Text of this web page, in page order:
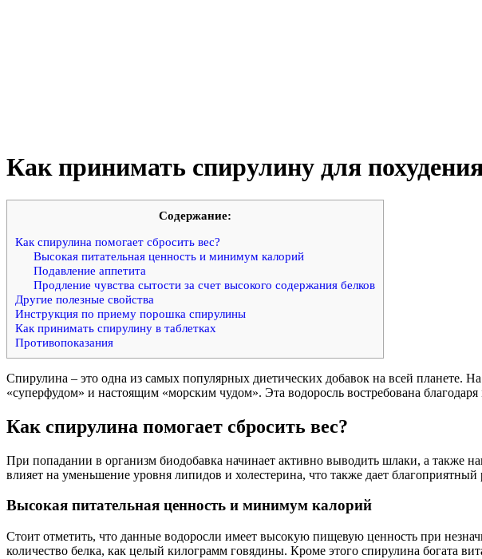
Как принимать спирулину для
Cодержание:
Как спирулина помогает сбросить вес?
Высокая питательная ценность и минимум калорий
Подавление аппетита
Продление чувства сытости за счет высокого содержания белков
Другие полезные свойства
Инструкция по приему порошка спирулины
Как принимать спирулину в таблетках
Противопоказания
Спирулина – это одна из самых популярных диетических добавок на всей планете.
«суперфудом» и настоящим «морским чудом». Эта водоросль востребована
Как спирулина помогает сбросить вес?
При попадании в организм биодобавка начинает активно выводить шлаки, а также
влияет на уменьшение уровня липидов и холестерина, что также дает благоприятный
Высокая питательная ценность и минимум калорий
Стоит отметить, что данные водоросли имеет высокую пищевую ценность при
количество белка, как целый килограмм говядины. Кроме этого спирулина богата